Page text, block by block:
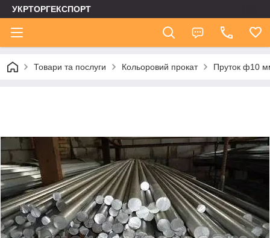
УКРТОРГЕКСПОРТ
Товари та послуги Кольоровий прокат Пруток ф10